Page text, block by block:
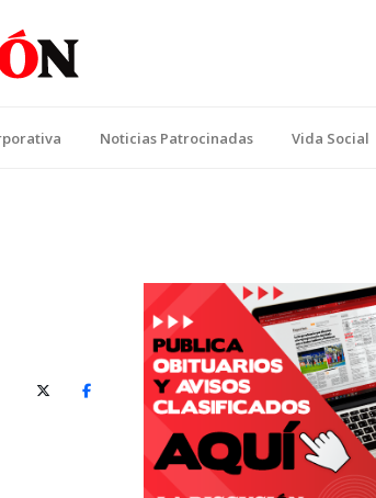
Noticias Patrocinadas Vida Social
X (Twitter)Facebook